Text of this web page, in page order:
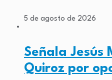
5 de agosto de 2026
Señala Jesús
Quiroz por